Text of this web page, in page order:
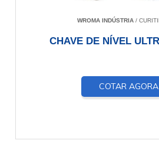
WROMA INDÚSTRIA /
CHAVE DE NÍVEL
COTAR AGORA